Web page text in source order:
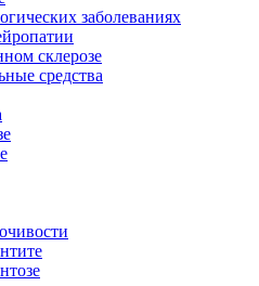
заболеваниях
склерозе
средства